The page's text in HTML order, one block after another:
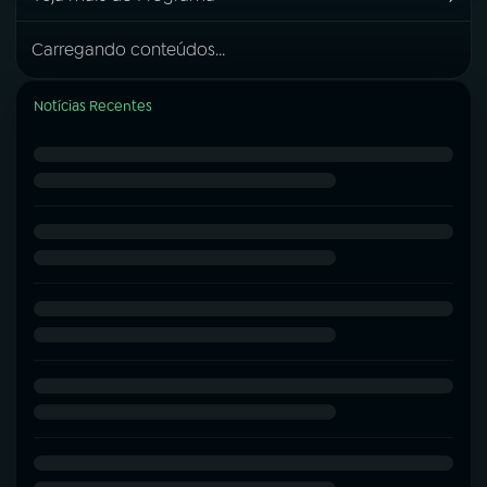
Carregando conteúdos...
Notícias Recentes